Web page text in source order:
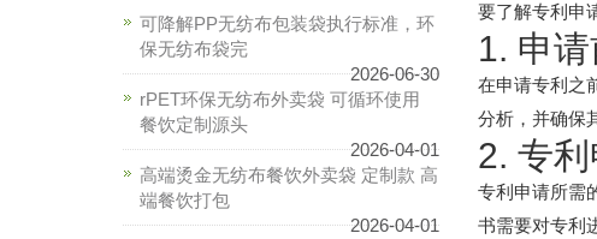
要了解专利申
1. 申
在申请专利之
分析，并确保
2. 专
专利申请所需
书需要对专利
可降解PP无纺布包装袋执行标准，环
保无纺布袋完
2026-06-30
rPET环保无纺布外卖袋 可循环使用
餐饮定制源头
2026-04-01
高端烫金无纺布餐饮外卖袋 定制款 高
端餐饮打包
2026-04-01